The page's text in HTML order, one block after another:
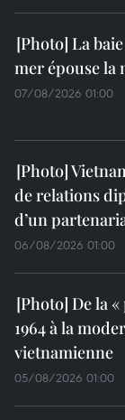
La
mer épouse la
07/08/2026 01:00
de relations
d’un
06/08/2026 01:00
De la
1964 à la
vietnamienne
05/08/2026 01:00